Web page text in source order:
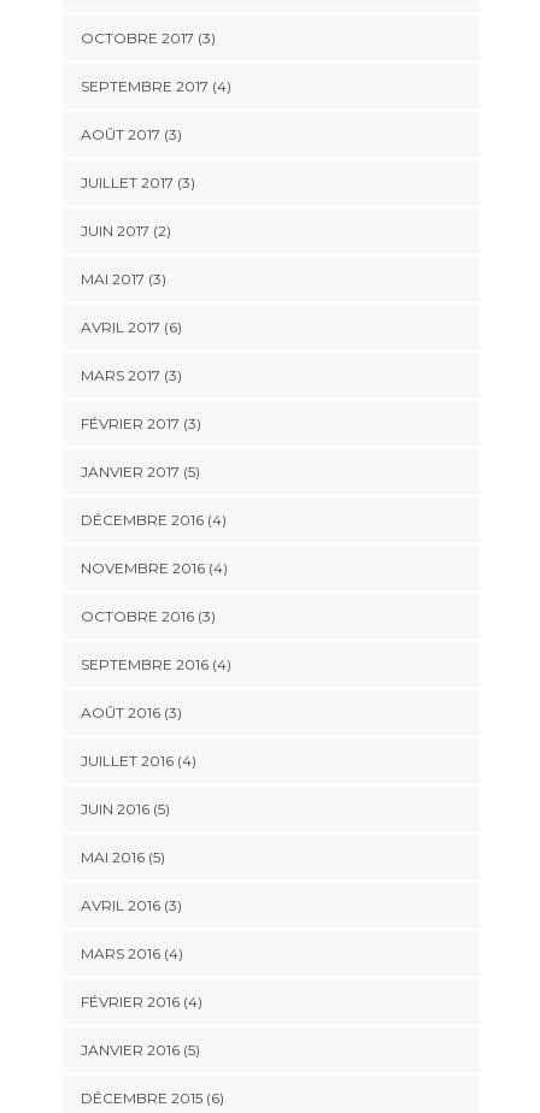
OCTOBRE 2017 (3)
SEPTEMBRE 2017 (4)
AOÛT 2017 (3)
JUILLET 2017 (3)
JUIN 2017 (2)
MAI 2017 (3)
AVRIL 2017 (6)
MARS 2017 (3)
FÉVRIER 2017 (3)
JANVIER 2017 (5)
DÉCEMBRE 2016(4)
NOVEMBRE 2016(4)
OCTOBRE 2016(3)
SEPTEMBRE 2016(4)
AOÛT 2016(3)
JUILLET 2016(4)
JUIN 2016(5)
MAI 2016(5)
AVRIL 2016(3)
MARS 2016(4)
FÉVRIER 2016(4)
JANVIER 2016(5)
DÉCEMBRE 2015(6)